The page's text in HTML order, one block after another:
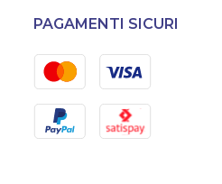
PAGAMENTI SICURI
MastercardVisa
PayPal Satispay